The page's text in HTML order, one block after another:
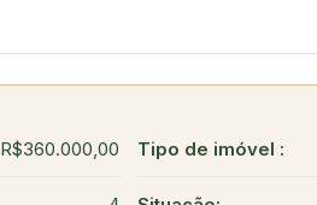
R$360.000,00 Tipo de imóvel :